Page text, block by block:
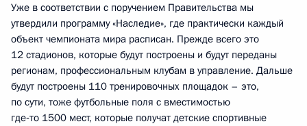
Уже в соответствии с поручением Правительства мы
утвердили программу «Наследие», где практически каждый
объект чемпионата мира расписан. Прежде всего это
12 стадионов, которые будут построены и будут переданы
регионам, профессиональным клубам в управление. Дальше
будут построены 110 тренировочных площадок – это,
по сути, тоже футбольные поля с вместимостью
где‑то 1500 мест, которые получат детские спортивные